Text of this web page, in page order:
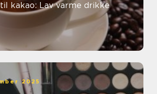
kakao: Lav varme drikke
2025